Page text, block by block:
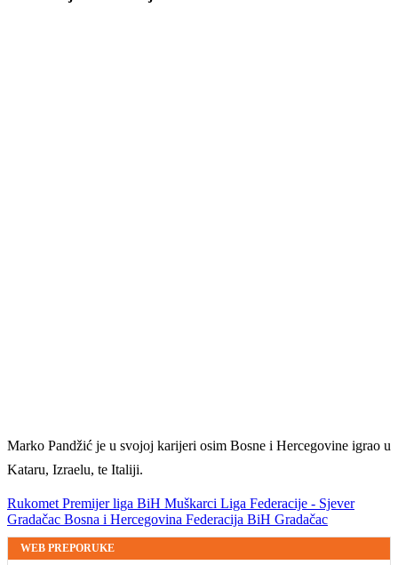
Marko Pandžić je u svojoj karijeri osim Bosne i Hercegovine igrao u
Kataru, Izraelu, te Italiji.
Rukomet Premijer liga BiH Muškarci Liga Federacije - Sjever
Gradačac Bosna i Hercegovina Federacija BiH Gradačac
WEB PREPORUKE